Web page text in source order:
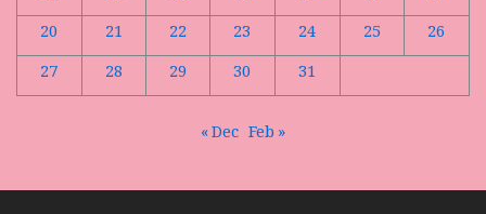
20
21 22 23 24 25
26
27
28 29 30 31
« Dec Feb »